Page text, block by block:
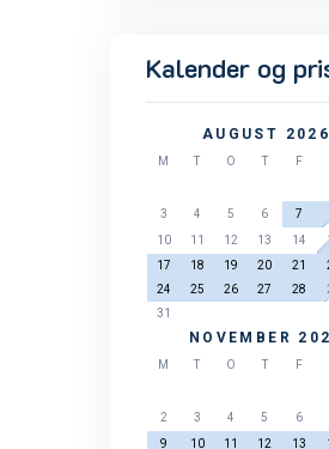
Kalender og
AUGUST 2026
M O F
3
4 5 6 7
10
11 12 13 14
17
18 19 20 21
24
25 26 27 28
31
NOVEMBER
M O F
2
3 4 5 6
9
10 11 12 13